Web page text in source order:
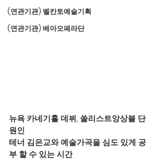
(연관기관) 벨칸토예술기획
(연관기관) 베아오페라단
뉴욕 카네기홀 데뷔, 쏠리스트앙상블 단
원인
테너 김은교와 예술가곡을 심도 있게 공
부 할 수 있는 시간